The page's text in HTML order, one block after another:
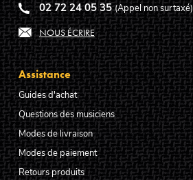
02 72 24 05 35 (Appel non surtaxé)
NOUS ÉCRIRE
Assistance
Guides d'achat
Questions des musiciens
Modes de livraison
Modes de paiement
Retours produits